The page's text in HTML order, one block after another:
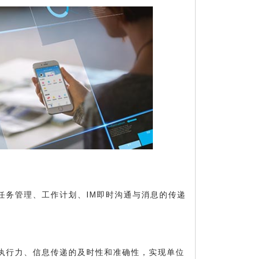
务管理、工作计划、IM即时沟通与消息的传递
力、信息传递的及时性和准确性，实现单位